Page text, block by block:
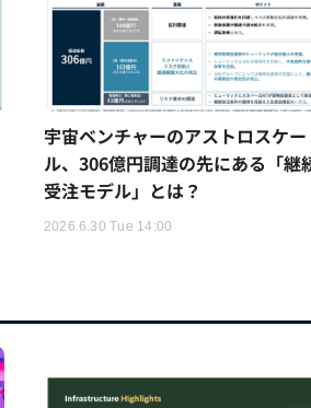
宇宙ベンチャーのアストロスケー
ル、306億円調達の先にある「継
受注モデル」とは？
2026.6.30 Tue 14:00